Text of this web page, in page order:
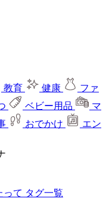
教育 健康
ファ
ベビー用品
マ
おでかけ
エン
って タグ一覧